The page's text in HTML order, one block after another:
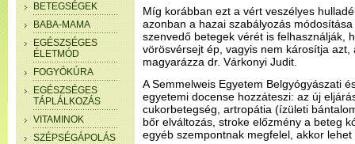
BETEGSÉGEK
BABA-MAMA
EGÉSZSÉGES
ÉLETMÓD
FOGYÓKÚRA
EGÉSZSÉGES
TÁPLÁLKOZÁS
VITAMINOK
SZÉPSÉGÁPOLÁS
Míg korábban ezt a vért veszélyes
azonban a hazai szabályozás
szenvedő betegek vérét is felhasználják,
vörösvérsejt ép, vagyis nem károsítja azt,
magyarázza dr. Várkonyi Judit.
A Semmelweis Egyetem Belgyógyászati
egyetemi docense hozzáteszi: az új
cukorbetegség, artropátia (ízületi
bőr elváltozás, stroke előzmény a beteg
egyéb szempontnak megfelel, akkor lehet